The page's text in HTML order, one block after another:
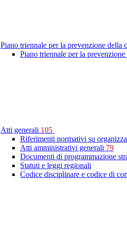
Piano triennale per la prevenzione della
Piano triennale per la
Atti generali 105
Riferimenti normativi su
Atti amministrativi generali 79
Documenti di programmazione
Statuti e leggi regionali
Codice disciplinare e codice di